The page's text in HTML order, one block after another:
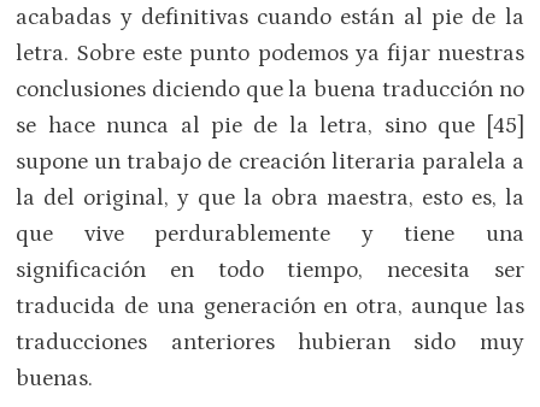
acabadas y definitivas cuando están al pie de la
letra. Sobre este punto podemos ya fijar nuestras
conclusiones diciendo que la buena traducción no
se hace nunca al pie de la letra, sino que [45]
supone un trabajo de creación literaria paralela a
la del original, y que la obra maestra, esto es, la
que vive perdurablemente y tiene una
significación en todo tiempo, necesita ser
traducida de una generación en otra, aunque las
traducciones anteriores hubieran sido muy
buenas.